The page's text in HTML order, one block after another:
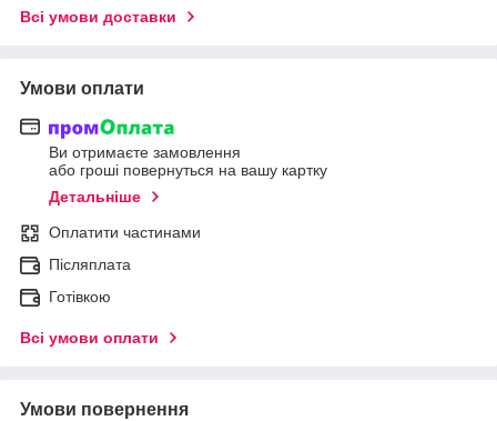
Всі умови доставки
Умови оплати
Ви отримаєте замовлення
або гроші повернуться на вашу картку
Детальніше
Оплатити частинами
Післяплата
Готівкою
Всі умови оплати
Умови повернення